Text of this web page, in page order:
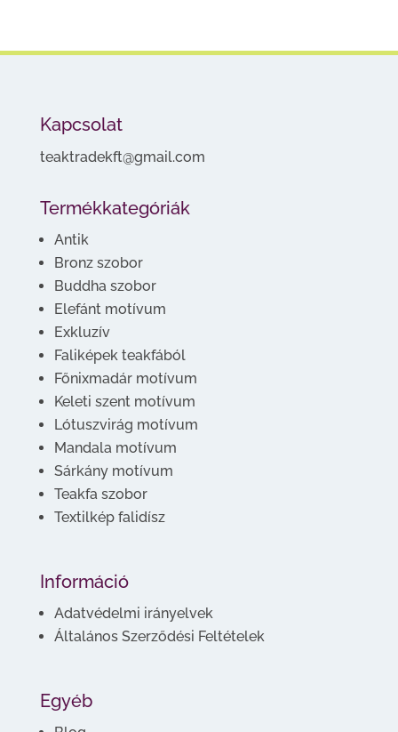
Kapcsolat
teaktradekft@gmail.com
Termékkategóriák
Antik
Bronz szobor
Buddha szobor
Elefánt motívum
Exkluzív
Faliképek teakfából
Főnixmadár motívum
Keleti szent motívum
Lótuszvirág motívum
Mandala motívum
Sárkány motívum
Teakfa szobor
Textilkép falidísz
Információ
Adatvédelmi irányelvek
Általános Szerződési Feltételek
Egyéb